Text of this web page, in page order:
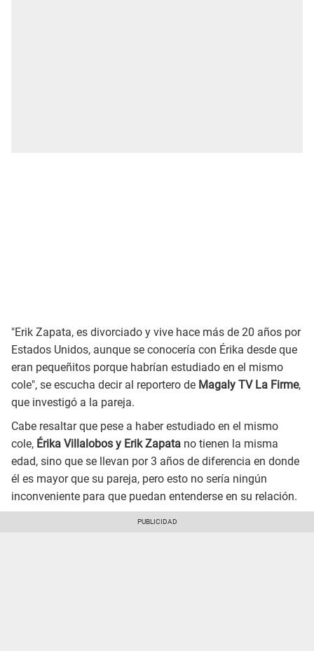
"Erik Zapata, es divorciado y vive hace más de 20 años por
Estados Unidos, aunque se conocería con Érika desde que
eran pequeñitos porque habrían estudiado en el mismo
cole", se escucha decir al reportero de Magaly TV La Firme,
que investigó a la pareja.
Cabe resaltar que pese a haber estudiado en el mismo
cole, Érika Villalobos y Erik Zapata no tienen la misma
edad, sino que se llevan por 3 años de diferencia en donde
él es mayor que su pareja, pero esto no sería ningún
inconveniente para que puedan entenderse en su relación.